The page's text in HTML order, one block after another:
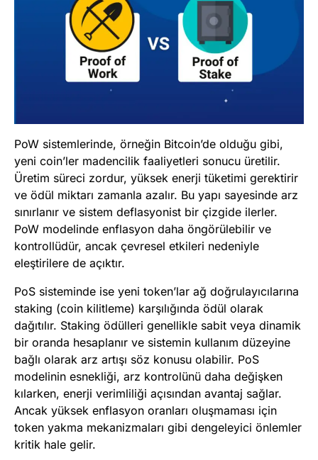
PoW sistemlerinde, örneğin Bitcoin’de olduğu gibi,
yeni coin’ler madencilik faaliyetleri sonucu üretilir.
Üretim süreci zordur, yüksek enerji tüketimi gerektirir
ve ödül miktarı zamanla azalır. Bu yapı sayesinde arz
sınırlanır ve sistem deflasyonist bir çizgide ilerler.
PoW modelinde enflasyon daha öngörülebilir ve
kontrollüdür, ancak çevresel etkileri nedeniyle
eleştirilere de açıktır.
PoS sisteminde ise yeni token’lar ağ doğrulayıcılarına
staking (coin kilitleme) karşılığında ödül olarak
dağıtılır. Staking ödülleri genellikle sabit veya dinamik
bir oranda hesaplanır ve sistemin kullanım düzeyine
bağlı olarak arz artışı söz konusu olabilir. PoS
modelinin esnekliği, arz kontrolünü daha değişken
kılarken, enerji verimliliği açısından avantaj sağlar.
Ancak yüksek enflasyon oranları oluşmaması için
token yakma mekanizmaları gibi dengeleyici önlemler
kritik hale gelir.